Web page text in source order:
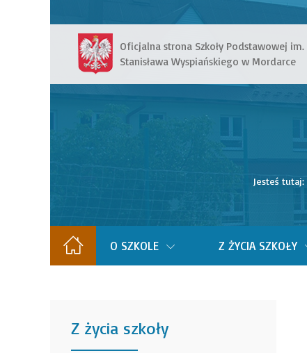
Jesteś tutaj:
Oficjalna strona Szkoły Podstawowej im.
Stanisława Wyspiańskiego w Mordarce
O SZKOLE Z ŻYCIA SZKOŁY
Z życia szkoły
______